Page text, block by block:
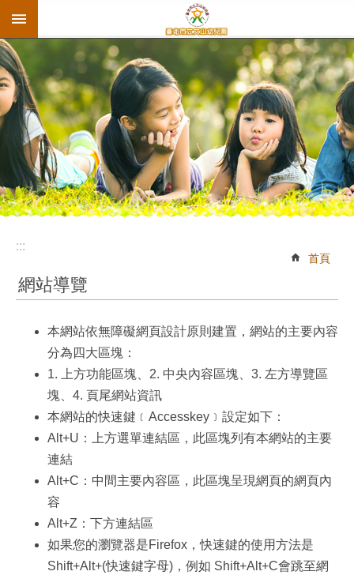
跳到主要內容區塊
:::
首頁
網站導覽
本網站依無障礙網頁設計原則建置，網站的主要內容
分為四大區塊：
1. 上方功能區塊、2. 中央內容區塊、3. 左方導覽區
塊、4. 頁尾網站資訊
本網站的快速鍵﹝Accesskey﹞設定如下：
Alt+U：上方選單連結區，此區塊列有本網站的主要
連結
Alt+C：中間主要內容區，此區塊呈現網頁的網頁內
容
Alt+Z：下方連結區
如果您的瀏覽器是Firefox，快速鍵的使用方法是
Shift+Alt+(快速鍵字母)，例如 Shift+Alt+C會跳至網